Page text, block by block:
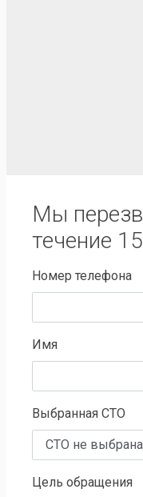
Мы
течение
Номер телефона
Имя
Выбранная СТО
Цель обращения